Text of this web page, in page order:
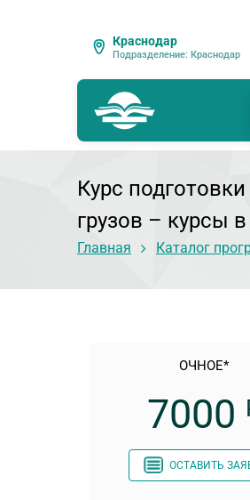
Краснодар
Подразделение: Краснодар
Курс
грузов – курсы
Главная Каталог
ОЧНОЕ*
7000
ОСТАВИТЬ